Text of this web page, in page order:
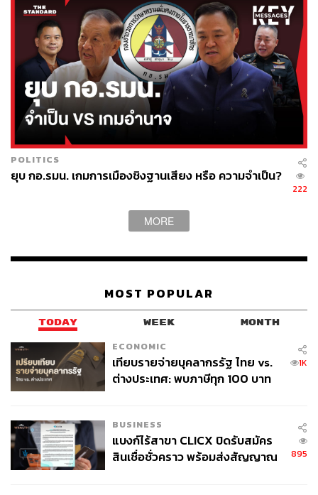
POLITICS
ยุบ กอ.รมน. เกมการเมืองชิงฐานเสียง หรือ ความจำเป็น?
222
MORE
MOST POPULAR
TODAY WEEK MONTH
ECONOMIC
เทียบรายจ่ายบุคลากรรัฐ ไทย vs.
ต่างประเทศ: พบภาษีทุก 100 บาท
1K
BUSINESS
แบงก์ไร้สาขา CLICX ปิดรับสมัคร
สินเชื่อชั่วคราว พร้อมส่งสัญญาณ
895